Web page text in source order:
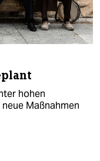
hohen
Maßnahmen